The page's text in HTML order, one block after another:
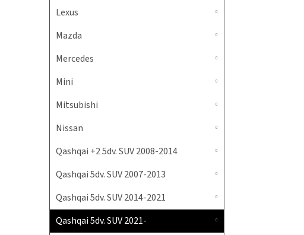
Lexus
Mazda
Mercedes
Mini
Mitsubishi
Nissan
Qashqai +2 5dv. SUV 2008-2014
Qashqai 5dv. SUV 2007-2013
Qashqai 5dv. SUV 2014-2021
Qashqai 5dv. SUV 2021-